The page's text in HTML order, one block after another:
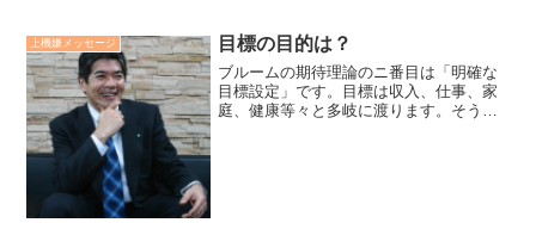
上機嫌メッセージ 目標の目的は？
ブルームの期待理論のニ番目は「明確な
目標設定」です。目標は収入、仕事、家
庭、健康等々と多岐に渡ります。そうし